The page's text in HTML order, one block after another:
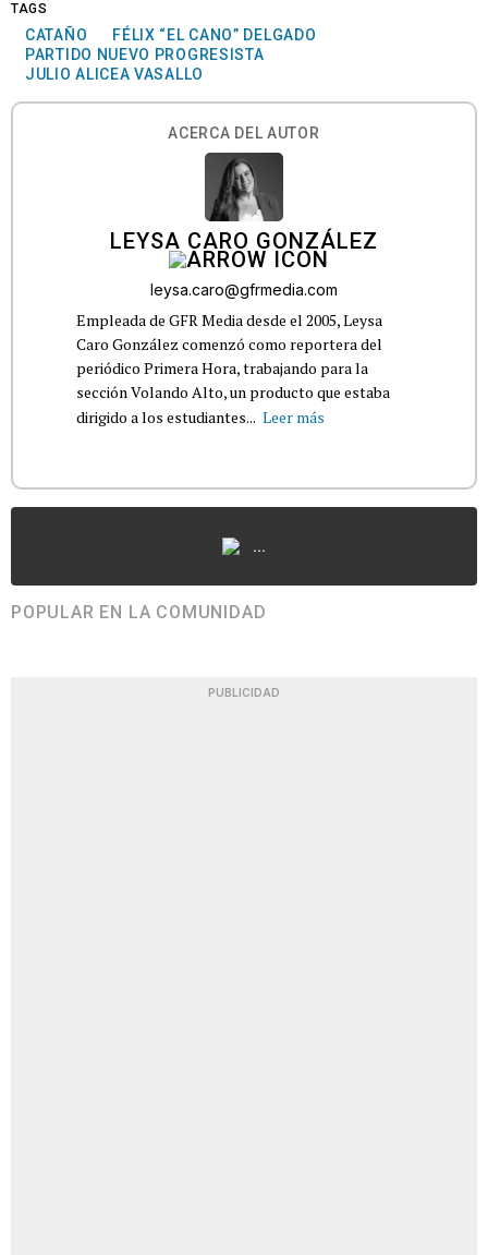
TAGS
CATAÑO
FÉLIX “EL CANO” DELGADO
PARTIDO NUEVO PROGRESISTA
JULIO ALICEA VASALLO
ACERCA DEL AUTOR
LEYSA CARO GONZÁLEZ
leysa.caro@gfrmedia.com
Empleada de GFR Media desde el 2005, Leysa
Caro González comenzó como reportera del
periódico Primera Hora, trabajando para la
sección Volando Alto, un producto que estaba
dirigido a los estudiantes... Leer más
...
POPULAR EN LA COMUNIDAD
PUBLICIDAD